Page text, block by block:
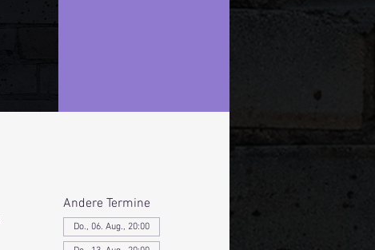
Andere Termine
Do., 06. Aug., 20:00